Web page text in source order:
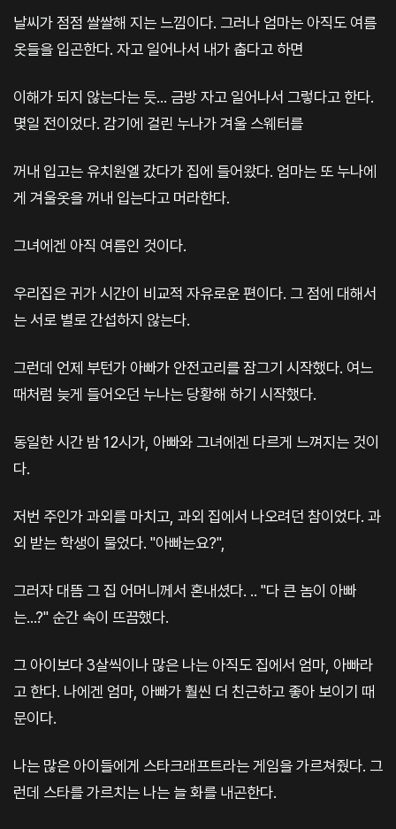
날씨가 점점 쌀쌀해 지는 느낌이다. 그러나 엄마는 아직도 여름
옷들을 입곤한다. 자고 일어나서 내가 춥다고 하면
이해가 되지 않는다는 듯... 금방 자고 일어나서 그렇다고 한다.
몇일 전이었다. 감기에 걸린 누나가 겨울 스웨터를
꺼내 입고는 유치원엘 갔다가 집에 들어왔다. 엄마는 또 누나에
게 겨울옷을 꺼내 입는다고 머라한다.
그녀에겐 아직 여름인 것이다.
우리집은 귀가 시간이 비교적 자유로운 편이다. 그 점에 대해서
는 서로 별로 간섭하지 않는다.
그런데 언제 부턴가 아빠가 안전고리를 잠그기 시작했다. 여느
때처럼 늦게 들어오던 누나는 당황해 하기 시작했다.
동일한 시간 밤 12시가, 아빠와 그녀에겐 다르게 느껴지는 것이
다.
저번 주인가 과외를 마치고, 과외 집에서 나오려던 참이었다. 과
외 받는 학생이 물었다. "아빠는요?",
그러자 대뜸 그 집 어머니께서 혼내셨다. .. "다 큰 놈이 아빠
는...?" 순간 속이 뜨끔했다.
그 아이보다 3살씩이나 많은 나는 아직도 집에서 엄마, 아빠라
고 한다. 나에겐 엄마, 아빠가 훨씬 더 친근하고 좋아 보이기 때
문이다.
나는 많은 아이들에게 스타크래프트라는 게임을 가르쳐줬다. 그
런데 스타를 가르치는 나는 늘 화를 내곤한다.